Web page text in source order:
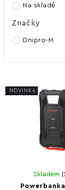
Na skladě
Značky
Dnipro-M
NOVINKA
Skladem (